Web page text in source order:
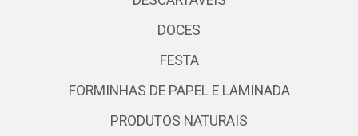
DOCES
FESTA
FORMINHAS DE PAPEL E LAMINADA
PRODUTOS NATURAIS